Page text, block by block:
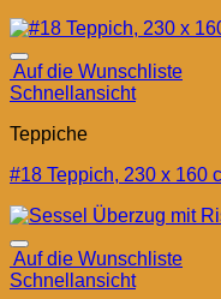
Auf die Wunschliste
Schnellansicht
Teppiche
#18 Teppich, 230 x 160
Auf die Wunschliste
Schnellansicht